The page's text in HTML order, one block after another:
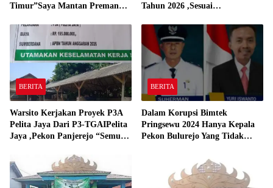
Timur”Saya Mantan Preman
Gadingrejo Tahun 2000″
Tahun 2026 ,Sesuai
BERITA
Warsito Kerjakan Proyek P3A
Pelita Jaya Dari P3-TGAIPelita
Jaya ,Pekon Panjerejo “Semua
BERITA
Dalam Korupsi Bimtek
Pringsewu 2024 Hanya Kepala
Pekon Bulurejo Yang Tidak